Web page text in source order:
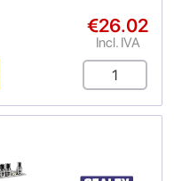
€26.02
Incl. IVA